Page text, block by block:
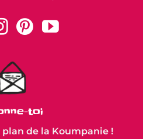
toi
de la Koumpanie !